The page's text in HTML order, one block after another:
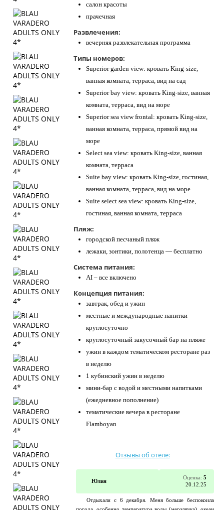
салон красоты
прачечная
Развлечения:
вечерняя развлекательная программа
Типы номеров:
Superior garden view: кровать King-size,
ванная комната, терраса, вид на сад
Superior bay view: кровать King-size, ванная
комната, терраса, вид на море
Superior sea view frontal: кровать King-size,
ванная комната, терраса, прямой вид на
море
Select sea view: кровать King-size, ванная
комната, терраса
Suite bay view: кровать King-size, гостиная,
ванная комната, терраса, вид на море
Suite select sea view: кровать King-size,
гостиная, ванная комната, терраса
Пляж:
городской песчаный пляж
лежаки, зонтики, полотенца — бесплатно
Система питания:
AI – все включено
Концепция питания:
завтрак, обед и ужин
местные и международные напитки
круглосуточно
круглосуточный закусочный бар на пляже
ужин в каждом тематическом ресторане раз
в неделю
1 кубинский ужин в неделю
мини-бар с водой и местными напитками
(ежедневное пополнение)
тематические вечера в ресторане
Flamboyan
Отзывы об отеле:
Юлия
Оценка: 5
20.12.25
Отдыхали с 6 декабря. Меня больше беспокоила